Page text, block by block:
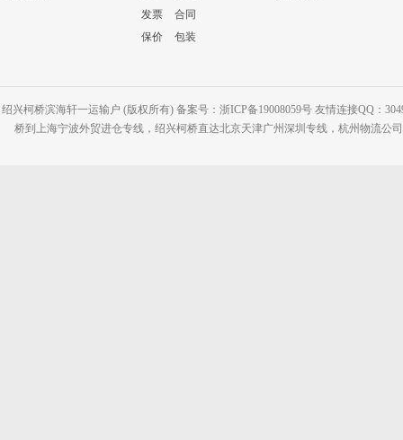
发票
合同
保价
包装
绍兴柯桥滨海轩一运输户 (版权所有) 备案号：浙ICP备19008059号 友情连接QQ：
桥到上海宁波外贸进仓专线，绍兴柯桥直达北京天津广州深圳专线，杭州物流公